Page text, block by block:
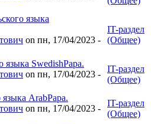
языка
on пн, 17/04/2023 -
IT-раздел
(Общее)
SwedishPapa.
on пн, 17/04/2023 -
IT-раздел
(Общее)
ArabPapa.
on пн, 17/04/2023 -
IT-раздел
(Общее)